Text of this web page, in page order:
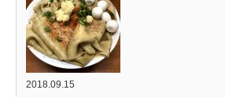
2018.09.15